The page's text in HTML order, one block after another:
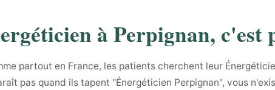
à Perpignan, c'est
partout en France, les patients cherchent leur
pas quand ils tapent "Énergéticien Perpignan", vous